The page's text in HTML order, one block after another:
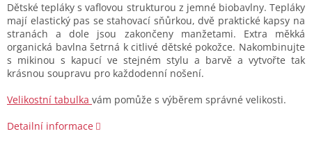
Dětské tepláky s vaflovou strukturou z jemné biobavlny. Tepláky
mají elastický pas se stahovací sňůrkou, dvě praktické kapsy na
stranách a dole jsou zakončeny manžetami. Extra měkká
organická bavlna šetrná k citlivé dětské pokožce. Nakombinujte
s mikinou s kapucí ve stejném stylu a barvě a vytvořte tak
krásnou soupravu pro každodenní nošení.
Velikostní tabulka vám pomůže s výběrem správné velikosti.
Detailní informace